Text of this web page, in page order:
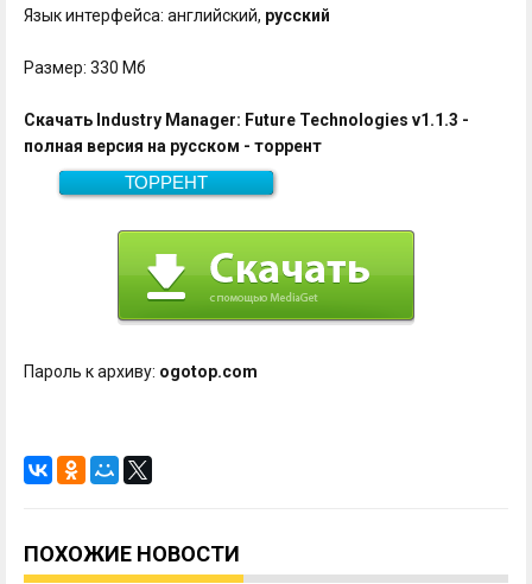
Язык интерфейса: английский, русский
Размер: 330 Мб
Скачать Industry Manager: Future Technologies v1.1.3 -
полная версия на русском - торрент
ТОРРЕНТ
330 Мб
Скачать
Пароль к архиву: ogotop.com
ПОХОЖИЕ НОВОСТИ